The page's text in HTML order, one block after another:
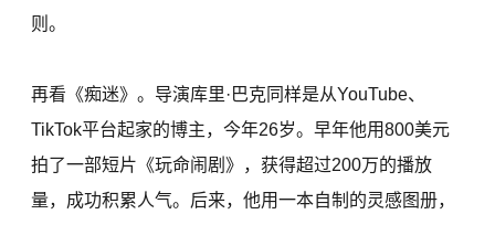
则。
再看《痴迷》。导演库里·巴克同样是从YouTube、
TikTok平台起家的博主，今年26岁。早年他用800美元
拍了一部短片《玩命闹剧》，获得超过200万的播放
量，成功积累人气。后来，他用一本自制的灵感图册，